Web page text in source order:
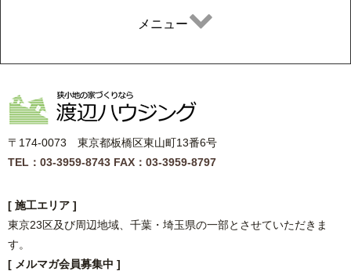
メニュー
〒174-0073 東京都板橋区東山町13番6号
TEL：03-3959-8743 FAX：03-3959-8797
[ 施工エリア ]
東京23区及び周辺地域、千葉・埼玉県の一部とさせていただきま
す。
[ メルマガ会員募集中 ]